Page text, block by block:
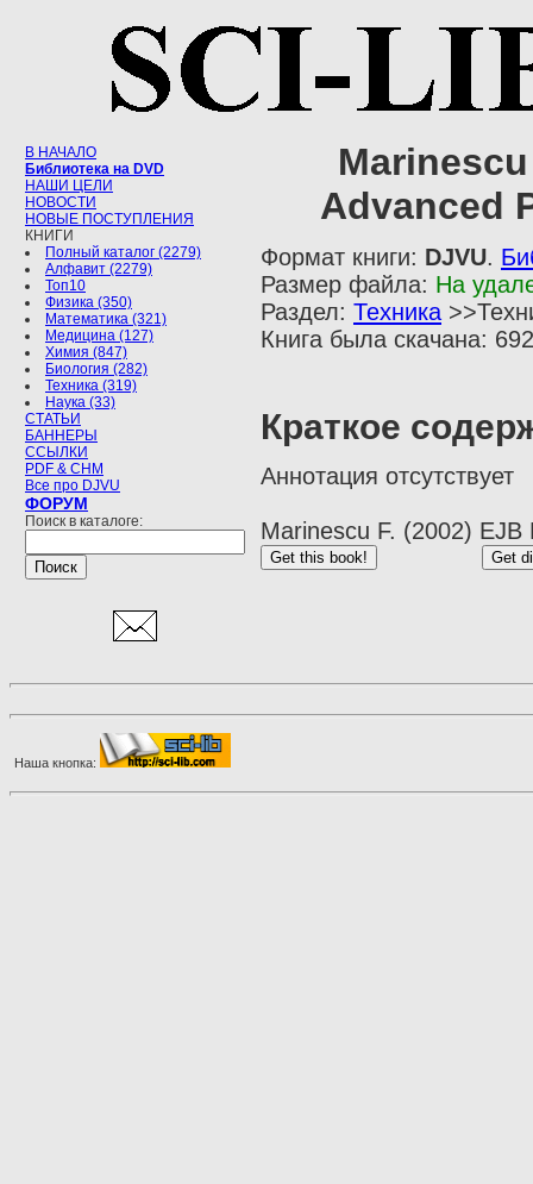
В НАЧАЛО
Библиотека на DVD
НАШИ ЦЕЛИ
НОВОСТИ
НОВЫЕ ПОСТУПЛЕНИЯ
КНИГИ
Полный каталог (2279)
Алфавит (2279)
Топ10
Физика (350)
Математика (321)
Медицина (127)
Химия (847)
Биология (282)
Техника (319)
Наука (33)
СТАТЬИ
БАННЕРЫ
ССЫЛКИ
PDF & CHM
Все про DJVU
ФОРУМ
Поиск в каталоге:
Advanced
Формат книги: DJVU.
Размер файла: На
Раздел: Техника
Книга была скачана:
Краткое
Аннотация отсутствует
Marinescu F. (2002)
Наша кнопка: